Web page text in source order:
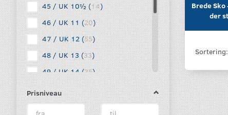
45 / UK 10½(14)
46 / UK 11(20)
47 / UK 12(55)
48 / UK 13(33)
49 / UK 14(35)
50 / UK 15(43)
51 / UK 16(15)
Prisniveau
Brede Sko
der
Sortering: